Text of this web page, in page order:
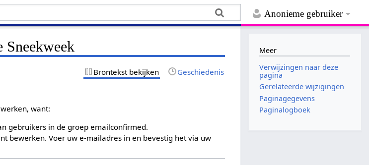
Anonieme gebruiker
Sneekweek
Brontekst bekijken Geschiedenis
want:
gebruikers in de groep emailconfirmed.
bewerken. Voer uw e-mailadres in en bevestig het via uw
Meer
Verwijzingen naar deze
pagina
Gerelateerde wijzigingen
Paginagegevens
Paginalogboek